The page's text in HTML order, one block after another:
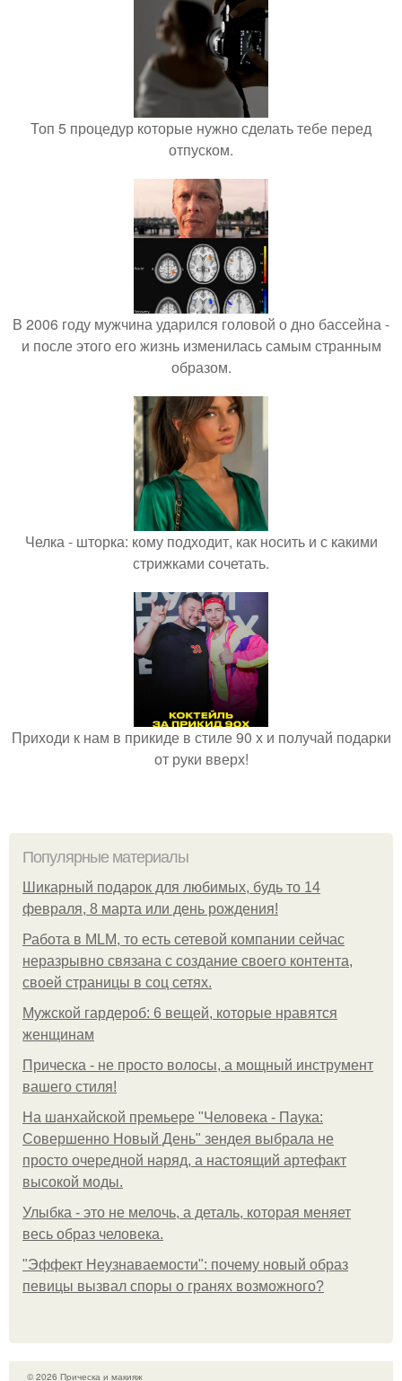
Топ 5 процедур которые нужно сделать тебе перед
отпуском.
В 2006 году мужчина ударился головой о дно бассейна -
и после этого его жизнь изменилась самым странным
образом.
Челка - шторка: кому подходит, как носить и с какими
стрижками сочетать.
Приходи к нам в прикиде в стиле 90 х и получай подарки
от руки вверх!
Популярные материалы
Шикарный подарок для любимых, будь то 14
февраля, 8 марта или день рождения!
Работа в MLM, то есть сетевой компании сейчас
неразрывно связана с создание своего контента,
своей страницы в соц сетях.
Мужской гардероб: 6 вещей, которые нравятся
женщинам
Прическа - не просто волосы, а мощный инструмент
вашего стиля!
На шанхайской премьере "Человека - Паука:
Совершенно Новый День" зендея выбрала не
просто очередной наряд, а настоящий артефакт
высокой моды.
Улыбка - это не мелочь, а деталь, которая меняет
весь образ человека.
"Эффект Неузнаваемости": почему новый образ
певицы вызвал споры о гранях возможного?
© 2026 Прическа и макияж